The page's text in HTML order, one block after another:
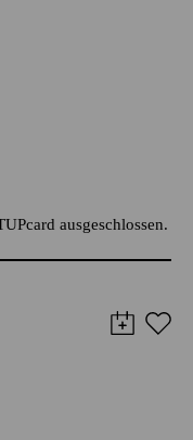
ausgeschlossen.